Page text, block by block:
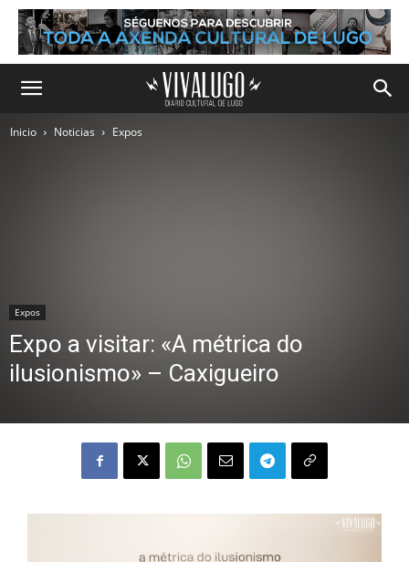
Inicio Noticias Expos
Expos
Expo a visitar: «A métrica do
ilusionismo» – Caxigueiro